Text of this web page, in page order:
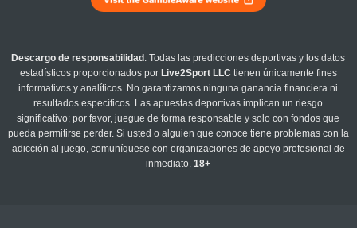
Descargo de responsabilidad : Todas las predicciones deportivas y los datos
estadísticos proporcionados por Live2Sport LLC tienen únicamente fines
informativos y analíticos. No garantizamos ninguna ganancia financiera ni
resultados específicos. Las apuestas deportivas implican un riesgo
significativo; por favor, juegue de forma responsable y solo con fondos que
pueda permitirse perder. Si usted o alguien que conoce tiene problemas con la
adicción al juego, comuníquese con organizaciones de apoyo profesional de
inmediato.18+